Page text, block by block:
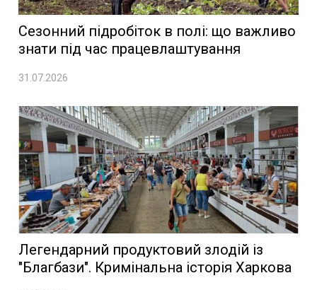
Сезонний підробіток в полі: що важливо
знати під час працевлаштування
31.07.2026
Легендарний продуктовий злодій із
"Благбази". Кримінальна історія Харкова